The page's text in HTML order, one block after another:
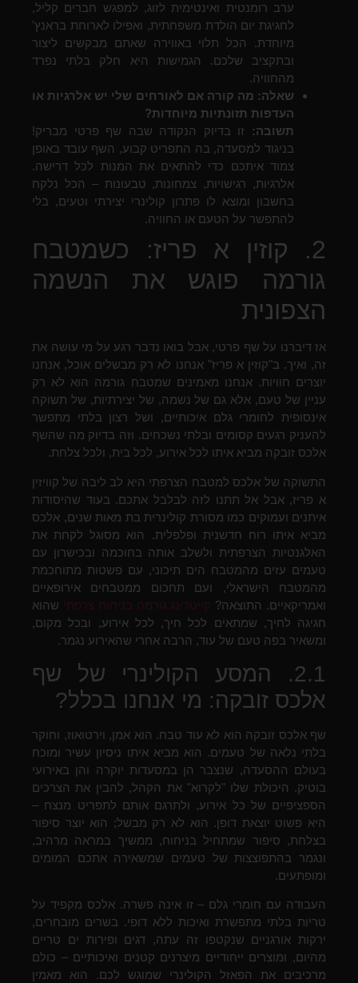
ערב רומנטית ואינטימית לזוג, למפגש חברים קליל,
לחגיגת יום הולדת משפחתית, ואפילו לארוחת בראנץ'
מיוחדת. הכל תלוי באווירה שאתם מבקשים ליצור
ובתקציב שלכם. הגמישות היא חלק בלתי נפרד
מהחוויה.
שאלה: מה קורה אם לאורחים שלי יש אלרגיות או
העדפות תזונתיות מיוחדות?
תשובה: זו בדיוק הנקודה שבה שף פרטי מבריק!
בניגוד למסעדה, בה התפריט קבוע, השף עובד באופן
צמוד איתכם כדי להתאים את המנות לכל דרישה.
אלרגיות, רגישויות, צמחונות, טבעונות – הכל נלקח
בחשבון ומוצא לו פתרון קולינרי יצירתי וטעים, בלי
להתפשר על הטעם או החוויה.
2. קוזין א פריז: כשמטבח
גורמה פוגש את הנשמה
הצפונית
אז דיברנו על שף פרטי, אבל בואו נדבר רגע על מי עושה את
זה, ואיך. ב"קוזין א פריז" אנחנו לא רק מבשלים אוכל, אנחנו
יוצרים חוויות. אנחנו מאמינים שמטבח גורמה הוא לא רק
עניין של טעם, אלא גם של נשמה, של יצירתיות, של תשוקה
אינסופית לחומרי גלם איכותיים, ושל רצון בלתי מתפשר
להעניק רגעים קסומים ובלתי נשכחים. וזה בדיוק מה שהשף
אלכס זובקה מביא איתו לכל אירוע, לכל בית, ולכל צלחת.
התשוקה של אלכס למטבח הצרפתי היא לב ליבה של קוויזין
א פריז, אבל אל תתנו לזה לבלבל אתכם. בעוד שהיסודות
איתנים ועמוקים כמו מסורת קולינרית בת מאות שנים, אלכס
מביא איתו רוח חדשנית ופלפלית. הוא מסוגל לקחת את
האלגנטיות הצרפתית ולשלב אותה בחוכמה ובכישרון עם
טעמים עזים מהמטבח הים תיכוני, עם פשטות מתוחכמת
מהמטבח הישראלי, ועם תחכום ממטבחים אירופאיים
ואמריקאיים. התוצאה? קייטרינג גורמה בניחוח צרפתי
שהוא
חגיגה לחיך, שמתאים לכל חיך, לכל אירוע, ובכל מקום,
ומשאיר בפה טעם של עוד, הרבה אחרי שהאירוע נגמר.
2.1. המסע הקולינרי של שף
אלכס זובקה: מי אנחנו בכלל?
שף אלכס זובקה הוא לא עוד טבח. הוא אמן, וירטואוז, וחוקר
בלתי נלאה של טעמים. הוא מביא איתו ניסיון עשיר ומוכח
בעולם ההסעדה, שנצבר הן במסעדות יוקרה והן באירועי
בוטיק. היכולת שלו "לקרוא" את הקהל, להבין את הצרכים
הספציפיים של כל אירוע, ולתרגם אותם לתפריט מנצח –
היא פשוט יוצאת דופן. הוא לא רק מבשל; הוא יוצר סיפור
בצלחת, סיפור שמתחיל בניחוח, ממשיך במראה מרהיב,
ונגמר בהתפוצצות של טעמים שמשאירה אתכם המומים
ומופתעים.
העבודה עם חומרי גלם – זו אינה פשרה. אלכס מקפיד על
טריות בלתי מתפשרת ואיכות ללא דופי. בשרים מובחרים,
ירקות אורגניים שנקטפו זה עתה, דגים ופירות ים טריים
מהיום, ומוצרים ייחודיים מיצרנים קטנים ואיכותיים – כולם
מרכיבים את הפאזל הקולינרי שמוגש לכם. הוא מאמין